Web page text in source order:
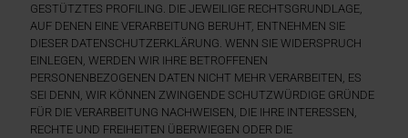
GESTÜTZTES PROFILING. DIE JEWEILIGE RECHTSGRUNDLAGE,
AUF DENEN EINE VERARBEITUNG BERUHT, ENTNEHMEN SIE
DIESER DATENSCHUTZERKLÄRUNG. WENN SIE WIDERSPRUCH
EINLEGEN, WERDEN WIR IHRE BETROFFENEN
PERSONENBEZOGENEN DATEN NICHT MEHR VERARBEITEN, ES
SEI DENN, WIR KÖNNEN ZWINGENDE SCHUTZWÜRDIGE GRÜNDE
FÜR DIE VERARBEITUNG NACHWEISEN, DIE IHRE INTERESSEN,
RECHTE UND FREIHEITEN ÜBERWIEGEN ODER DIE